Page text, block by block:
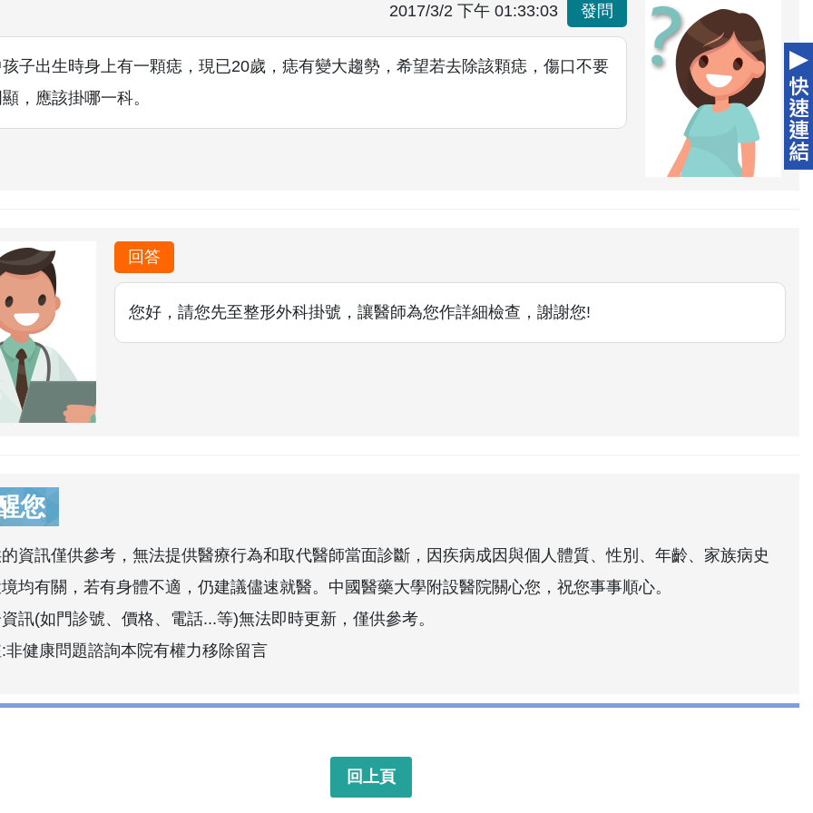
發問
2017/3/2 下午 01:33:03
子出生時身上有一顆痣，現已20歲，痣有變大趨勢，希望若去除該顆痣，傷口不要
，應該掛哪一科。
回答
您好，請您先至整形外科掛號，讓醫師為您作詳細檢查，謝謝您!
您
資訊僅供參考，無法提供醫療行為和取代醫師當面診斷，因疾病成因與個人體質、性別、年齡、家族病史
均有關，若有身體不適，仍建議儘速就醫。中國醫藥大學附設醫院關心您，祝您事事順心。
訊(如門診號、價格、電話...等)無法即時更新，僅供參考。
非健康問題諮詢本院有權力移除留言
回上頁